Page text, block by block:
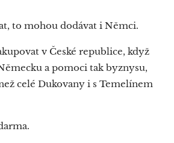
to mohou dodávat i Němci.
v České republice, když
a pomoci tak byznysu,
celé Dukovany i s Temelínem